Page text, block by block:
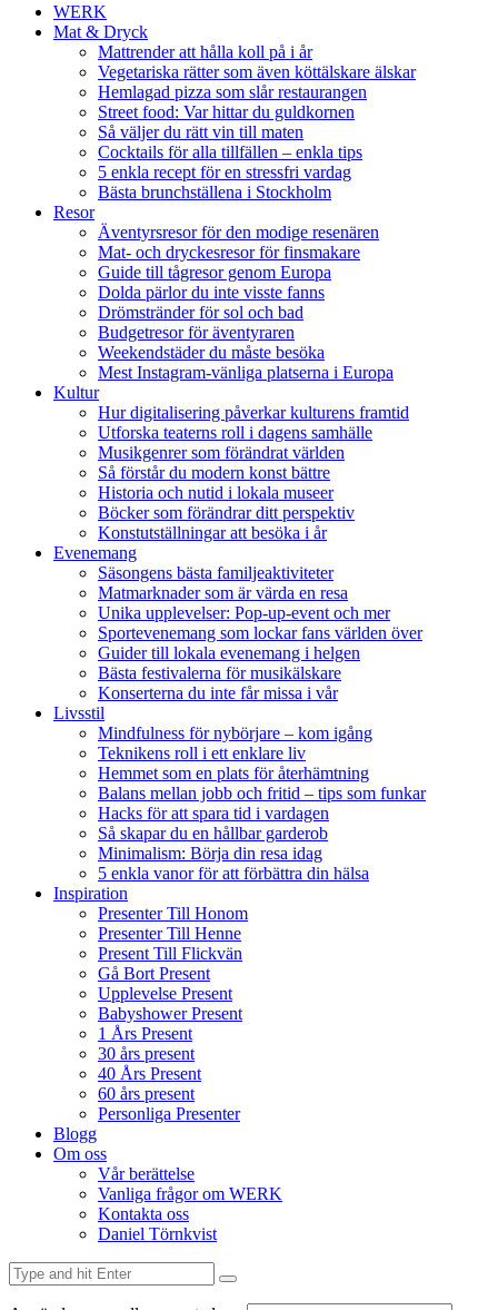
WERK
Mat & Dryck
Mattrender att hålla koll på i år
Vegetariska rätter som även köttälskare älskar
Hemlagad pizza som slår restaurangen
Street food: Var hittar du guldkornen
Så väljer du rätt vin till maten
Cocktails för alla tillfällen – enkla tips
5 enkla recept för en stressfri vardag
Bästa brunchställena i Stockholm
Resor
Äventyrsresor för den modige resenären
Mat- och dryckesresor för finsmakare
Guide till tågresor genom Europa
Dolda pärlor du inte visste fanns
Drömstränder för sol och bad
Budgetresor för äventyraren
Weekendstäder du måste besöka
Mest Instagram-vänliga platserna i Europa
Kultur
Hur digitalisering påverkar kulturens framtid
Utforska teaterns roll i dagens samhälle
Musikgenrer som förändrat världen
Så förstår du modern konst bättre
Historia och nutid i lokala museer
Böcker som förändrar ditt perspektiv
Konstutställningar att besöka i år
Evenemang
Säsongens bästa familjeaktiviteter
Matmarknader som är värda en resa
Unika upplevelser: Pop-up-event och mer
Sportevenemang som lockar fans världen över
Guider till lokala evenemang i helgen
Bästa festivalerna för musikälskare
Konserterna du inte får missa i vår
Livsstil
Mindfulness för nybörjare – kom igång
Teknikens roll i ett enklare liv
Hemmet som en plats för återhämtning
Balans mellan jobb och fritid – tips som funkar
Hacks för att spara tid i vardagen
Så skapar du en hållbar garderob
Minimalism: Börja din resa idag
5 enkla vanor för att förbättra din hälsa
Inspiration
Presenter Till Honom
Presenter Till Henne
Present Till Flickvän
Gå Bort Present
Upplevelse Present
Babyshower Present
1 Års Present
30 års present
40 Års Present
60 års present
Personliga Presenter
Blogg
Om oss
Vår berättelse
Vanliga frågor om WERK
Kontakta oss
Daniel Törnkvist